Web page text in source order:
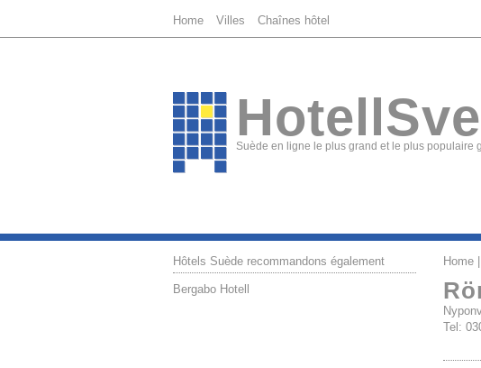
Home Villes Chaînes hôtel
Suède en ligne le plus grand et le plus populaire
Hôtels Suède recommandons également
Bergabo Hotell
Home
Tel: